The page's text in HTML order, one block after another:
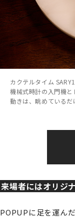
カクテルタイム
機械式時計の入門機
動きは、眺めているだ
来場者にはオリジ
POPUPに足を運ん